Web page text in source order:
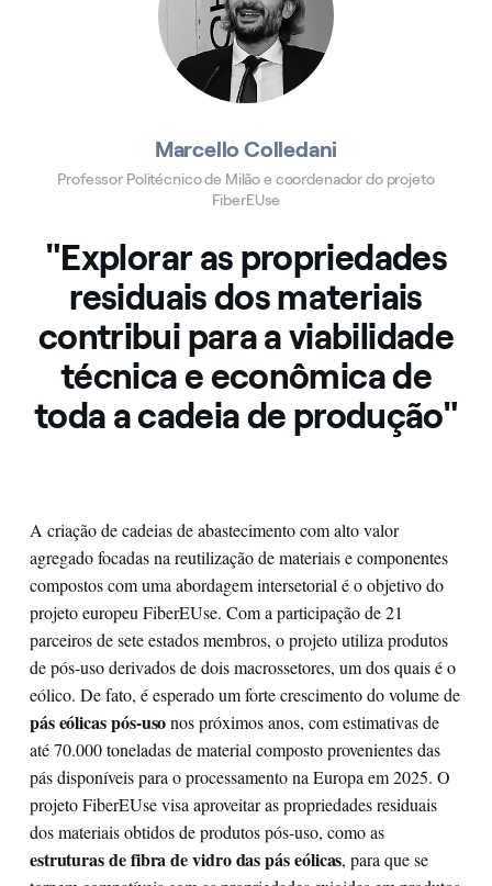
Marcello Colledani
Professor Politécnico de Milão e coordenador do projeto
FiberEUse
"Explorar as propriedades
residuais dos materiais
contribui para a viabilidade
técnica e econômica de
toda a cadeia de produção"
A criação de cadeias de abastecimento com alto valor
agregado focadas na reutilização de materiais e componentes
compostos com uma abordagem intersetorial é o objetivo do
projeto europeu FiberEUse. Com a participação de 21
parceiros de sete estados membros, o projeto utiliza produtos
de pós-uso derivados de dois macrossetores, um dos quais é o
eólico. De fato, é esperado um forte crescimento do volume de
pás eólicas pós-usonos próximos anos, com estimativas de
até 70.000 toneladas de material composto provenientes das
pás disponíveis para o processamento na Europa em 2025. O
projeto FiberEUse visa aproveitar as propriedades residuais
dos materiais obtidos de produtos pós-uso, como as
estruturas de fibra de vidro das pás eólicas, para que se